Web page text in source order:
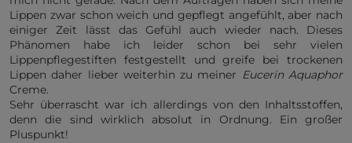
Lippen zwar schon weich und gepflegt angefühlt, aber nach
einiger Zeit lässt das Gefühl auch wieder nach. Dieses
Phänomen habe ich leider schon bei sehr vielen
Lippenpflegestiften festgestellt und greife bei trockenen
Lippen daher lieber weiterhin zu meiner Eucerin Aquaphor
Creme.
Sehr überrascht war ich allerdings von den Inhaltsstoffen,
denn die sind wirklich absolut in Ordnung. Ein großer
Pluspunkt!